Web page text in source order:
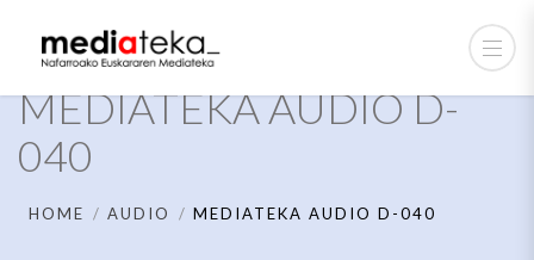
MEDIATEKA AUDIO D-
040
HOME AUDIO MEDIATEKA AUDIO D-040